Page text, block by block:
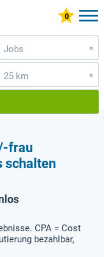
Jobs »
25 km »
frau
schalten
CPA = Cost
bezahlbar,